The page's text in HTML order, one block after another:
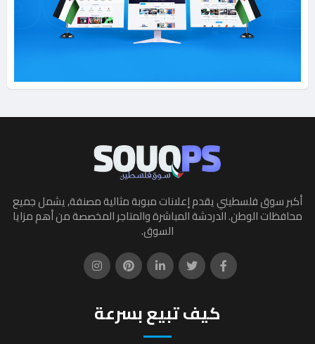
أكبر سوق فلسطيني يقدم إعلانات مبوبة مثالية مصنفة, يشمل جميع
محافظات الوطن. الدردشة المباشرة والمتاجر المخصصة من أهم مزايا
السوق.
كيف تبيع بسرعة